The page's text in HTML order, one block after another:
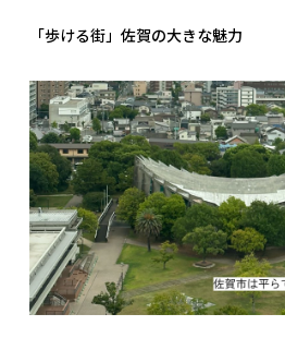
「歩ける街」佐賀の大きな魅力